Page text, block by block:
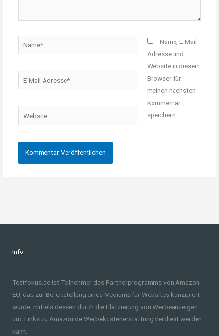
Mail-
Website
Name, E-Mail-
Adresse und
Website in diesem
Browser für
meinen nächsten
Kommentar
speichern.
Info
Testfokus.de ist Teilnehmer des Partnerprogramms von Amazon
EU, das zur Bereitstellung eines Mediums für Websites konzipiert
wurde, mittels dessen durch die Platzierung von Werbeanzeigen
und Links zu Amazon.de Werbekostenerstattung verdient werden
kann.